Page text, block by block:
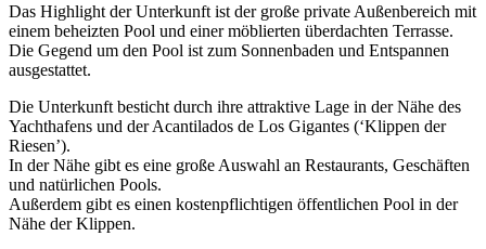
Das Highlight der Unterkunft ist der große private Außenbereich mit
einem beheizten Pool und einer möblierten überdachten Terrasse.
Die Gegend um den Pool ist zum Sonnenbaden und Entspannen
ausgestattet.
Die Unterkunft besticht durch ihre attraktive Lage in der Nähe des
Yachthafens und der Acantilados de Los Gigantes (‘Klippen der
Riesen’).
In der Nähe gibt es eine große Auswahl an Restaurants, Geschäften
und natürlichen Pools.
Außerdem gibt es einen kostenpflichtigen öffentlichen Pool in der
Nähe der Klippen.